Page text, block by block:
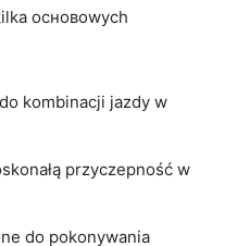
основowych
kombinacji jazdy w
przyczepność w
do pokonywania